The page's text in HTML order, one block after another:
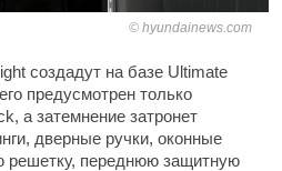
hyundainews.com
создадут на базе Ultimate
предусмотрен только
а затемнение затронет
дверные ручки, оконные
решетку, переднюю защитную